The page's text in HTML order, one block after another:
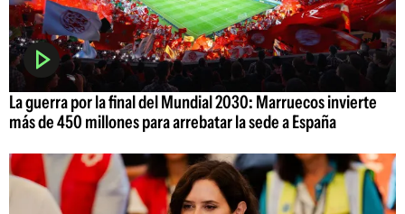
La guerra por la final del Mundial 2030: Marruecos invierte
más de 450 millones para arrebatar la sede a España